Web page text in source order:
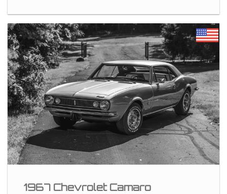
1967 Chevrolet Camaro